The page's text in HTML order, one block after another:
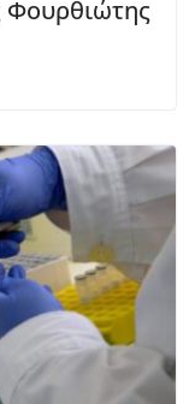
Φουρθιώτης